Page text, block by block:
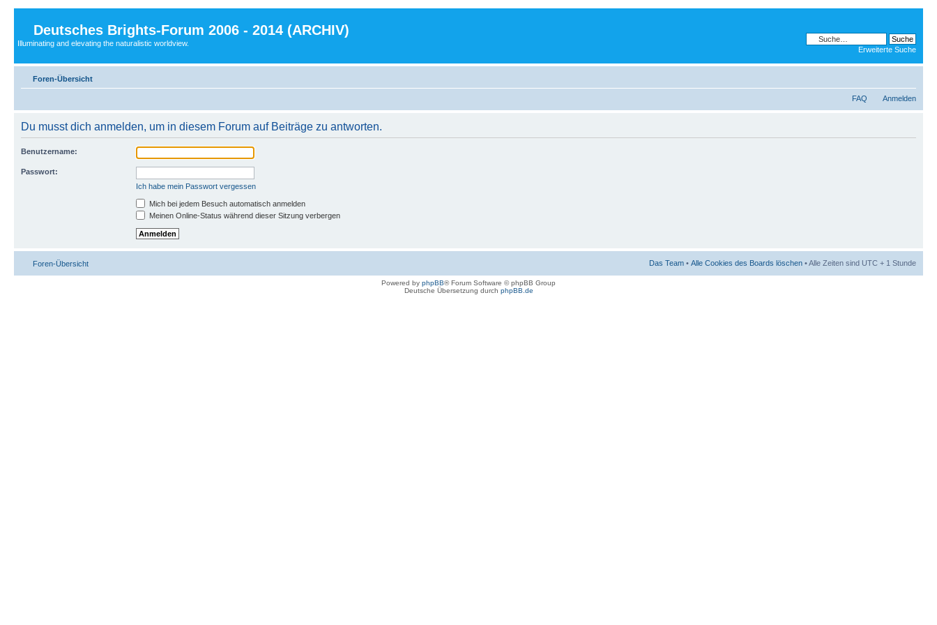
Deutsches Brights-Forum 2006 - 2014 (ARCHIV)
Illuminating and elevating the naturalistic worldview.
Erweiterte Suche
Foren-Übersicht
FAQ Anmelden
Du musst dich anmelden, um in diesem Forum auf Beiträge zu antworten.
Benutzername:
Passwort:
Ich habe mein Passwort vergessen
Mich bei jedem Besuch automatisch anmelden
Meinen Online-Status während dieser Sitzung verbergen
Foren-Übersicht Das Team • Alle Cookies des Boards löschen • Alle Zeiten sind UTC + 1 Stunde
Powered by phpBB® Forum Software © phpBB Group
Deutsche Übersetzung durch phpBB.de